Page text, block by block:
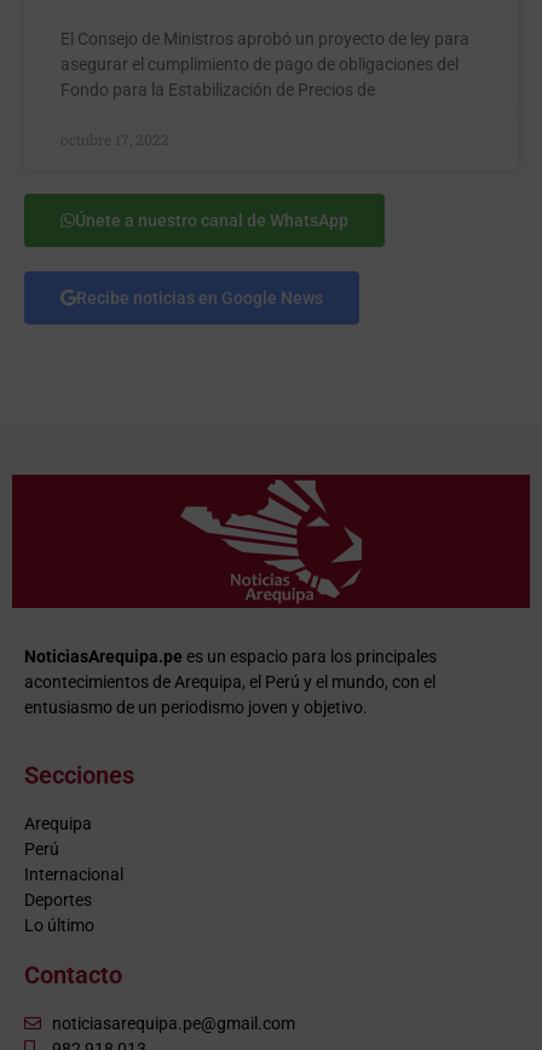
El Consejo de Ministros aprobó un proyecto de ley para
asegurar el cumplimiento de pago de obligaciones del
Fondo para la Estabilización de Precios de
octubre 17, 2022
Únete a nuestro canal de WhatsApp
Recibe noticias en Google News
NoticiasArequipa.pe es un espacio para los principales
acontecimientos de Arequipa, el Perú y el mundo, con el
entusiasmo de un periodismo joven y objetivo.
Secciones
Arequipa
Perú
Internacional
Deportes
Lo último
Contacto
noticiasarequipa.pe@gmail.com